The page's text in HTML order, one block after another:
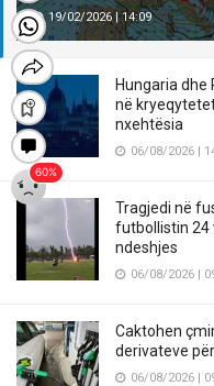
19/02/2026 | 14:09
Hungaria
në
nxehtësia
06/08/2026 |
Tragjedi në
futbollistin 24
ndeshjes
06/08/2026 |
Caktohen
derivateve
06/08/2026 |